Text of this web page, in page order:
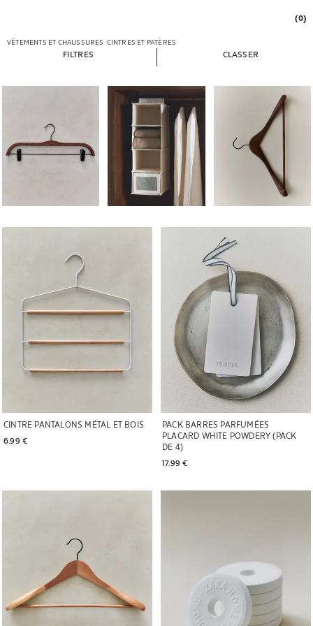
(0)
VÊTEMENTS ET CHAUSSURES CINTRES ET PATÈRES
FILTRES CLASSER
Image changée en 1 de 5 Image changée en 1 de 5 Image changée en 1 de
CINTRE PANTALONS MÉTAL ET BOIS
6.99 €
Image changée en 1 de 7
PACK BARRES PARFUMÉES
PLACARD WHITE POWDERY (PACK
DE 4)
17.99 €
Image changée en 1 de 7
Image changée en 1 de 5 Image changée en 1 de 5